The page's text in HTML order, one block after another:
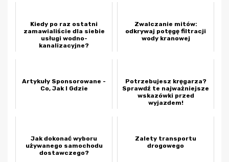
Kiedy po raz ostatni
zamawialiście dla siebie
usługi wodno-
kanalizacyjne?
Zwalczanie mitów:
odkrywaj potęgę filtracji
wody kranowej
Artykuły Sponsorowane -
Co, Jak I Gdzie
Potrzebujesz kręgarza?
Sprawdź te najważniejsze
wskazówki przed
wyjazdem!
Jak dokonać wyboru
używanego samochodu
dostawczego?
Zalety transportu
drogowego